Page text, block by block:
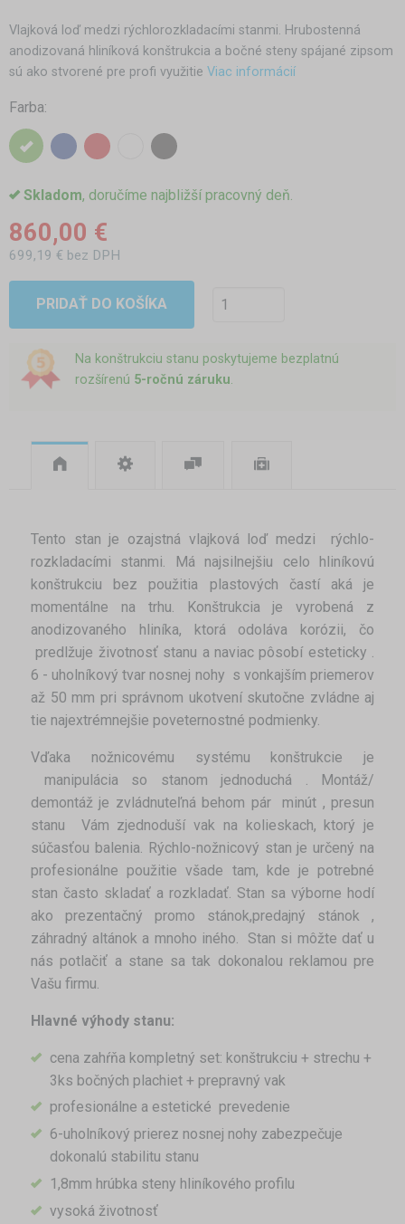
Vlajková loď medzi rýchlorozkladacími stanmi. Hrubostenná
anodizovaná hliníková konštrukcia a bočné steny spájané zipsom
sú ako stvorené pre profi využitie Viac informácií
Farba:
Skladom, doručíme najbližší pracovný deň.
860,00 €
699,19 € bez DPH
PRIDAŤ DO KOŠÍKA
Na konštrukciu stanu poskytujeme bezplatnú
rozšírenú 5-ročnú záruku.
Tento stan je ozajstná vlajková loď medzi rýchlo-
rozkladacími stanmi. Má najsilnejšiu celo hliníkovú
konštrukciu bez použitia plastových častí aká je
momentálne na trhu. Konštrukcia je vyrobená z
anodizovaného hliníka, ktorá odoláva korózii, čo
predlžuje životnosť stanu a naviac pôsobí esteticky .
6 - uholníkový tvar nosnej nohy s vonkajším priemerov
až 50 mm pri správnom ukotvení skutočne zvládne aj
tie najextrémnejšie poveternostné podmienky.
Vďaka nožnicovému systému konštrukcie je
manipulácia so stanom jednoduchá . Montáž/
demontáž je zvládnuteľná behom pár minút , presun
stanu Vám zjednoduší vak na kolieskach, ktorý je
súčasťou balenia. Rýchlo-nožnicový stan je určený na
profesionálne použitie všade tam, kde je potrebné
stan často skladať a rozkladať. Stan sa výborne hodí
ako prezentačný promo stánok,predajný stánok ,
záhradný altánok a mnoho iného. Stan si môžte dať u
nás potlačiť a stane sa tak dokonalou reklamou pre
Vašu firmu.
Hlavné výhody stanu:
cena zahŕňa kompletný set: konštrukciu + strechu +
3ks bočných plachiet + prepravný vak
profesionálne a estetické prevedenie
6-uholníkový prierez nosnej nohy zabezpečuje
dokonalú stabilitu stanu
1,8mm hrúbka steny hliníkového profilu
vysoká životnosť